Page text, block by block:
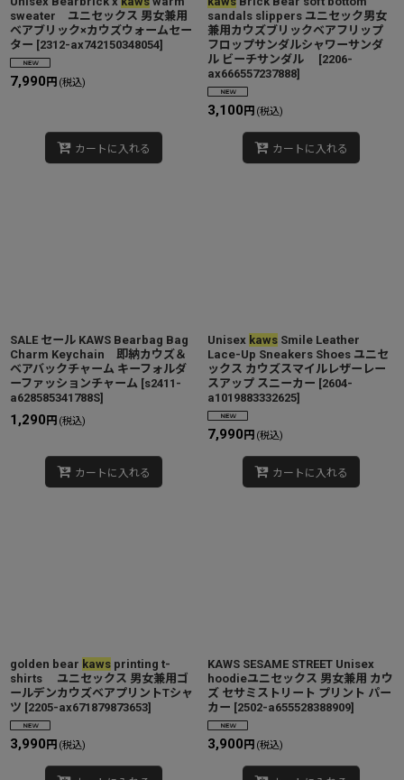
sweater ユニセックス 男女兼用
ベアブリック×カウズウォームセー
ター [2312-ax742150348054]
7,990 円 (税込)
カートに入れる
sandals slippers ユニセック男女
兼用カウズブリックベアフリップ
フロップサンダルシャワーサンダ
ル ビーチサンダル
[2206-
ax666557237888]
3,100 円 (税込)
カートに入れる
SALE セール KAWS Bearbag Bag
Charm Keychain 即納カウズ＆
ベアバックチャーム キーフォルダ
ーファッションチャーム [s2411-
a628585341788S]
1,290 円 (税込)
カートに入れる
Unisex kaws Smile Leather
Lace-Up Sneakers Shoes ユニセ
ックス カウズスマイルレザーレー
スアップ スニーカー [2604-
a1019883332625]
7,990 円 (税込)
カートに入れる
golden bear kaws printing t-
shirts ユニセックス 男女兼用ゴ
ールデンカウズベアプリントTシャ
ツ [2205-ax671879873653]
3,990 円 (税込)
KAWS SESAME STREET Unisex
hoodieユニセックス 男女兼用 カウ
ズ セサミストリート プリント パー
カー [2502-a655528388909]
3,900 円 (税込)